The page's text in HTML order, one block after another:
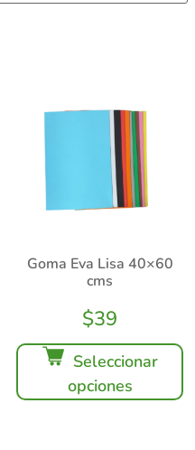
Goma Eva Lisa 40×60
cms
$39
Seleccionar
opciones